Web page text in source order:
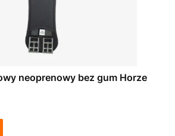
neoprenowy bez gum Horze